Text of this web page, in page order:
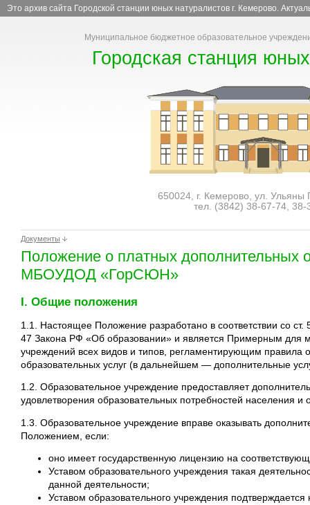
Это архив сайта Городской станции юных натуралистов г. Кемерово.
Муниципальное бюджетное образовательное
Городская станция
650024, г. Кемерово, ул. Ульяны
тел. (3842) 38-67-74, 38-
Документы
Положение о платных дополнительных
МБОУДОД «ГорСЮН»
I. Общие положения
1.1. Настоящее Положение разработано в соответствии со
47 Закона РФ «Об образовании» и является Примерным для
учреждений всех видов и типов, регламентирующим правила
образовательных услуг (в дальнейшем — дополнительные
1.2. Образовательное учреждение предоставляет
удовлетворения образовательных потребностей населения и
1.3. Образовательное учреждение вправе оказывать
Положением, если:
оно имеет государственную лицензию на
Уставом образовательного учреждения такая
данной деятельности;
Уставом образовательного учреждения